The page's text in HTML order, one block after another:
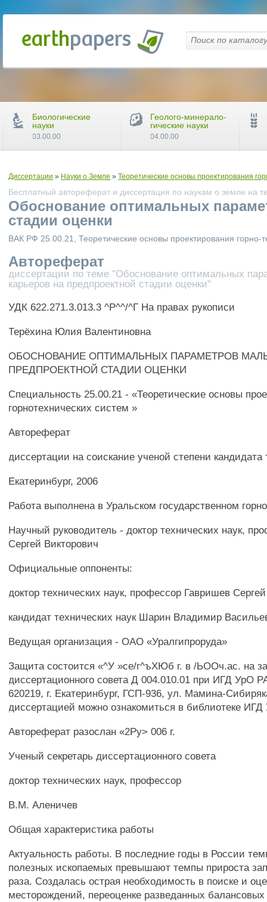
Диссертации » Науки о Земле »Теоретические основы проектирования
Бесплатный автореферат и диссертация по наукам о земле на
Обоснование оптимальных
стадии оценки
ВАК РФ 25.00.21, Теоретические основы проектирования горно-
Автореферат
диссертации по теме "Обоснование оптимальных
карьеров на предпроектной стадии оценки"
УДК 622.271.3.013.3 ^Р^^/^Г На правах рукописи
Терёхина Юлия Валентиновна
ОБОСНОВАНИЕ ОПТИМАЛЬНЫХ ПАРАМЕТРОВ
ПРЕДПРОЕКТНОЙ СТАДИИ ОЦЕНКИ
Специальность 25.00.21 - «Теоретические основы
горнотехнических систем »
Автореферат
диссертации на соискание ученой степени кандидата
Екатеринбург, 2006
Работа выполнена в Уральском государственном
Научный руководитель - доктор технических наук,
Сергей Викторович
Официальные оппоненты:
доктор технических наук, профессор Гавришев
кандидат технических наук Шарин Владимир
Ведущая организация - ОАО «Уралгипроруда»
Защита состоится «^У »се/г^ъХЮб г. в /ЬООч.ас. на
диссертационного совета Д 004.010.01 при ИГД УрО
620219, г. Екатеринбург, ГСП-936, ул. Мамина-
диссертацией можно ознакомиться в библиотеке
Автореферат разослан «2Ру> 006 г.
Ученый секретарь диссертационного совета
доктор технических наук, профессор
В.М. Аленичев
Общая характеристика работы
Актуальность работы. В последние годы в России
полезных ископаемых превышают темпы прироста
раза. Создалась острая необходимость в поиске и
месторождений, переоценке разведанных
Биологические
науки
03.00.00
Геолого-минерало-
гические науки
04.00.00